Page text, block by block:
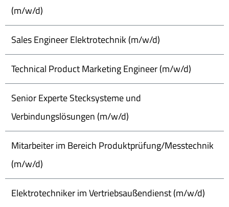
(m/w/d)
Sales Engineer Elektrotechnik (m/w/d)
Technical Product Marketing Engineer (m/w/d)
Senior Experte Stecksysteme und
Verbindungslösungen (m/w/d)
Mitarbeiter im Bereich Produktprüfung/Messtechnik
(m/w/d)
Elektrotechniker im Vertriebsaußendienst (m/w/d)